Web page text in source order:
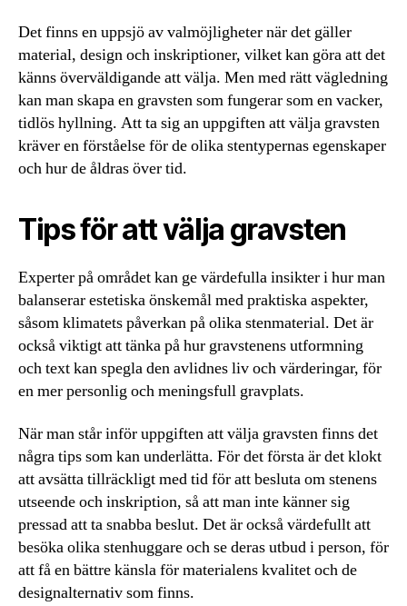
Det finns en uppsjö av valmöjligheter när det gäller
material, design och inskriptioner, vilket kan göra att det
känns överväldigande att välja. Men med rätt vägledning
kan man skapa en gravsten som fungerar som en vacker,
tidlös hyllning. Att ta sig an uppgiften att välja gravsten
kräver en förståelse för de olika stentypernas egenskaper
och hur de åldras över tid.
Tips för att välja gravsten
Experter på området kan ge värdefulla insikter i hur man
balanserar estetiska önskemål med praktiska aspekter,
såsom klimatets påverkan på olika stenmaterial. Det är
också viktigt att tänka på hur gravstenens utformning
och text kan spegla den avlidnes liv och värderingar, för
en mer personlig och meningsfull gravplats.
När man står inför uppgiften att välja gravsten finns det
några tips som kan underlätta. För det första är det klokt
att avsätta tillräckligt med tid för att besluta om stenens
utseende och inskription, så att man inte känner sig
pressad att ta snabba beslut. Det är också värdefullt att
besöka olika stenhuggare och se deras utbud i person, för
att få en bättre känsla för materialens kvalitet och de
designalternativ som finns.